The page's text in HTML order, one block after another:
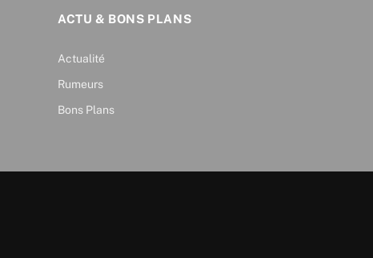
ACTU & BONS PLANS
Actualité
Rumeurs
Bons Plans